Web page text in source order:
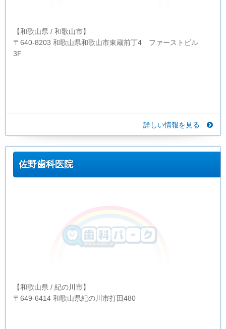
【和歌山県 / 和歌山市】
〒640-8203 和歌山県和歌山市東蔵前丁4 ファーストビル
3F
詳しい情報を見る
佐野歯科医院
【和歌山県 / 紀の川市】
〒649-6414 和歌山県紀の川市打田480